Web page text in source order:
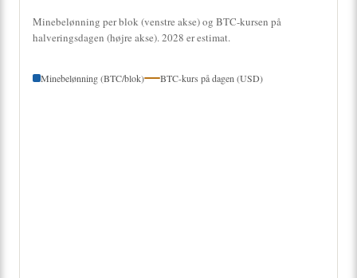
Minebelønning per blok (venstre akse) og BTC-kursen på
halveringsdagen (højre akse). 2028 er estimat.
Minebelønning (BTC/blok) BTC-kurs på dagen (USD)